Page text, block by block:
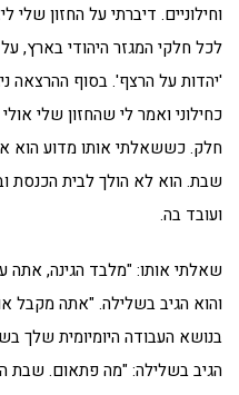
וחילוניים. דיברתי על החזון שלי
לכל חלקי המגזר היהודי בארץ,
'יהדות על הרצף'. בסוף ההרצאה
כחילוני ואמר לי שהחזון שלי
חלק. כששאלתי אותו מדוע הוא
שבת. הוא לא הולך לבית הכנסת
ועובד בה.
שאלתי אותו: "מלבד הגינה, אתה
והוא הגיב בשלילה. "אתה מקבל
בנושא העבודה היומיומית שלך
הגיב בשלילה: "מה פתאום. שבת